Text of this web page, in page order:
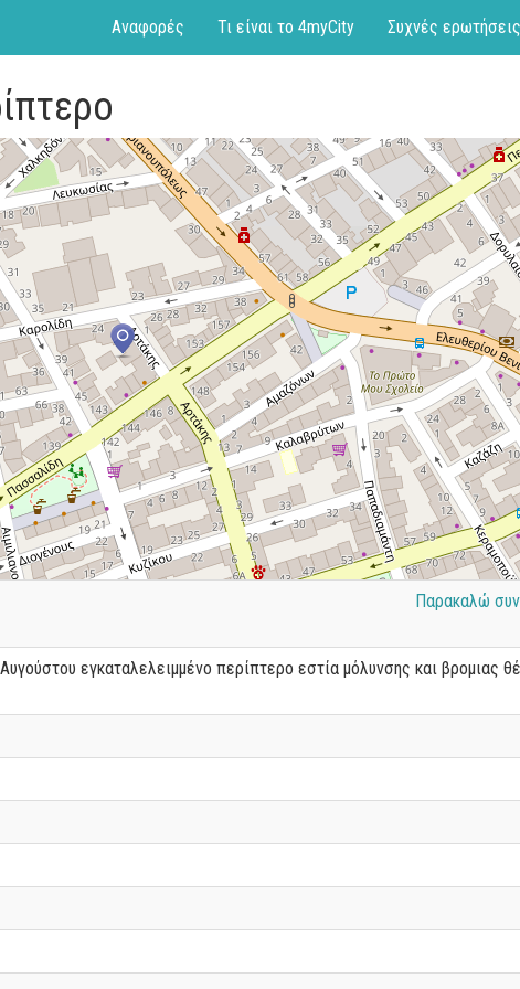
Αναφορές Τι είναι το 4myCity Συχνές ερωτήσεις
Παρακαλώ
εγκαταλελειμμένο περίπτερο εστία μόλυνσης και βρομιας